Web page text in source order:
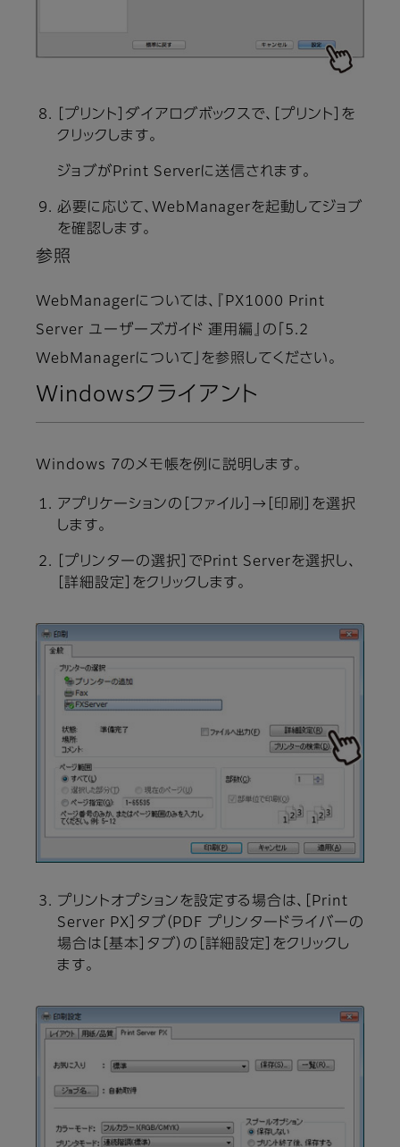
［プリント］ダイアログボックスで、［プリント］を
クリックします。
ジョブがPrint Serverに送信されます。
必要に応じて、WebManagerを起動してジョブ
を確認します。
参照
WebManagerについては、『PX1000 Print
Server ユーザーズガイド 運用編』の「5.2
WebManagerについて」を参照してください。
Windowsクライアント
Windows 7のメモ帳を例に説明します。
アプリケーションの［ファイル］→［印刷］を選択
します。
［プリンターの選択］でPrint Serverを選択し、
［詳細設定］をクリックします。
プリントオプションを設定する場合は、［Print
Server PX］タブ（PDF プリンタードライバーの
場合は［基本］タブ）の［詳細設定］をクリックし
ます。